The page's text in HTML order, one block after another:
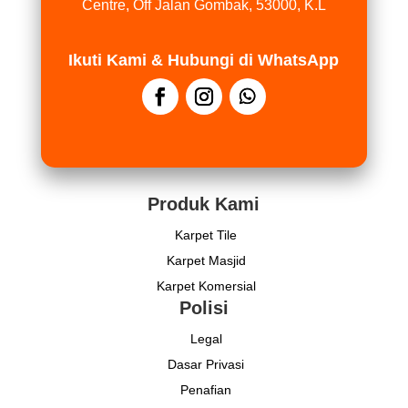
Centre, Off Jalan Gombak, 53000, K.L
Ikuti Kami & Hubungi di WhatsApp
Produk Kami
Karpet Tile
Karpet Masjid
Karpet Komersial
Polisi
Legal
Dasar Privasi
Penafian